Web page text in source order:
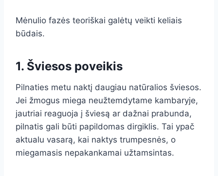
Mėnulio fazės teoriškai galėtų veikti keliais
būdais.
1. Šviesos poveikis
Pilnaties metu naktį daugiau natūralios šviesos.
Jei žmogus miega neužtemdytame kambaryje,
jautriai reaguoja į šviesą ar dažnai prabunda,
pilnatis gali būti papildomas dirgiklis. Tai ypač
aktualu vasarą, kai naktys trumpesnės, o
miegamasis nepakankamai užtamsintas.